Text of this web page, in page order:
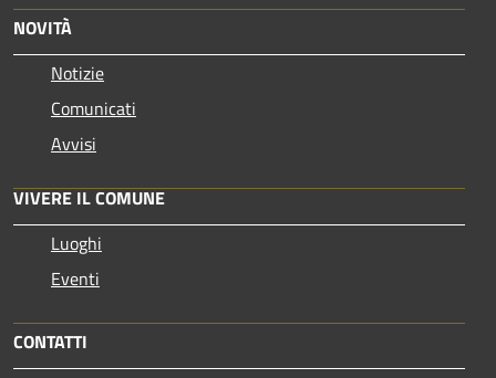
NOVITÀ
Notizie
Comunicati
Avvisi
VIVERE IL COMUNE
Luoghi
Eventi
CONTATTI